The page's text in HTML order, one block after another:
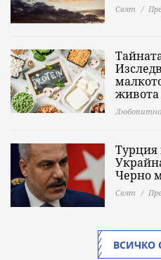
Свят
живота
Любопитно
Турция
Черно
Свят
ВСИЧКО